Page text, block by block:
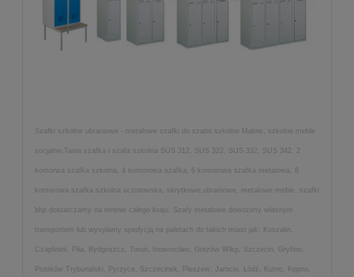
Szafki szkolne ubraniowe - metalowe szafki do szatni szkolne Malow, szkolne meble
socjalne,Tania szafka i szafa szkolna SUS 312, SUS 322, SUS 332, SUS 342, 2
komorwa szafka szkolna, 4 komorowa szafka, 6 komorowa szafka metalowa, 8
komorowa szafka szkolna uczniowska, skrytkowe,ubraniowe, metalowe meble, szafki
bhp dostarczamy na terenie całego kraju. Szafy metalowe dowozimy własnym
transportem lub wysyłamy spedycją na paletach do takich miast jak: Koszalin,
Czaplinek, Piła, Bydgoszcz, Toruń, Inowrocław, Gorzów Wlkp, Szczecin, Gryfino,
Piotrków Trybunalski, Pyrzyce, Szczecinek, Pleszew, Jarocin, Łódź, Kutno, Kępno,